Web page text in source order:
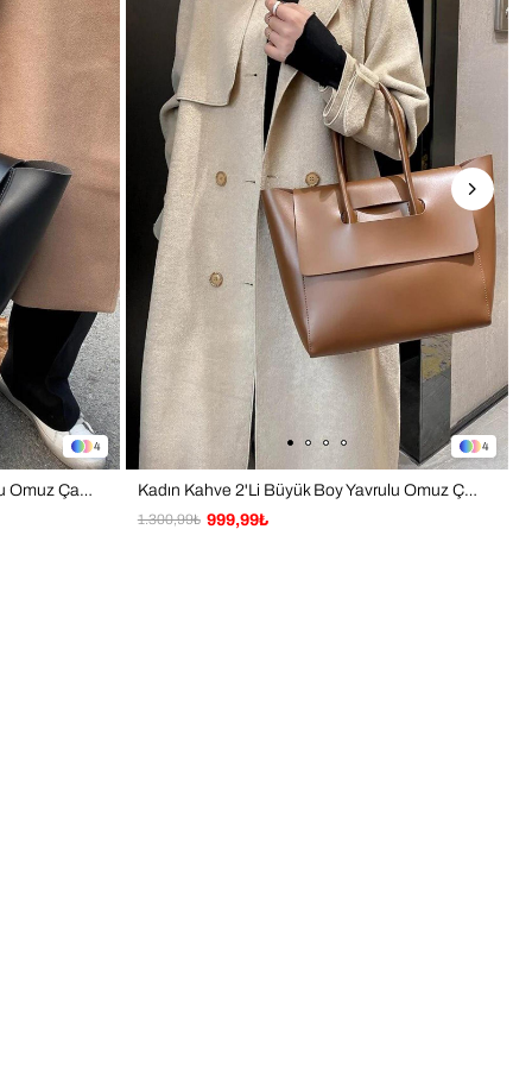
4
Kadın Siyah 2'Li Büyük Boy Yavrulu Omuz Çanta
4
Kadın Kahve 2'Li Büyük Boy Yavrulu Omuz Çanta
999,99₺
1.300,99₺